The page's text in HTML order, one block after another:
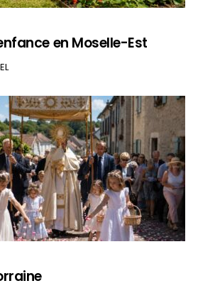
en Moselle-Est